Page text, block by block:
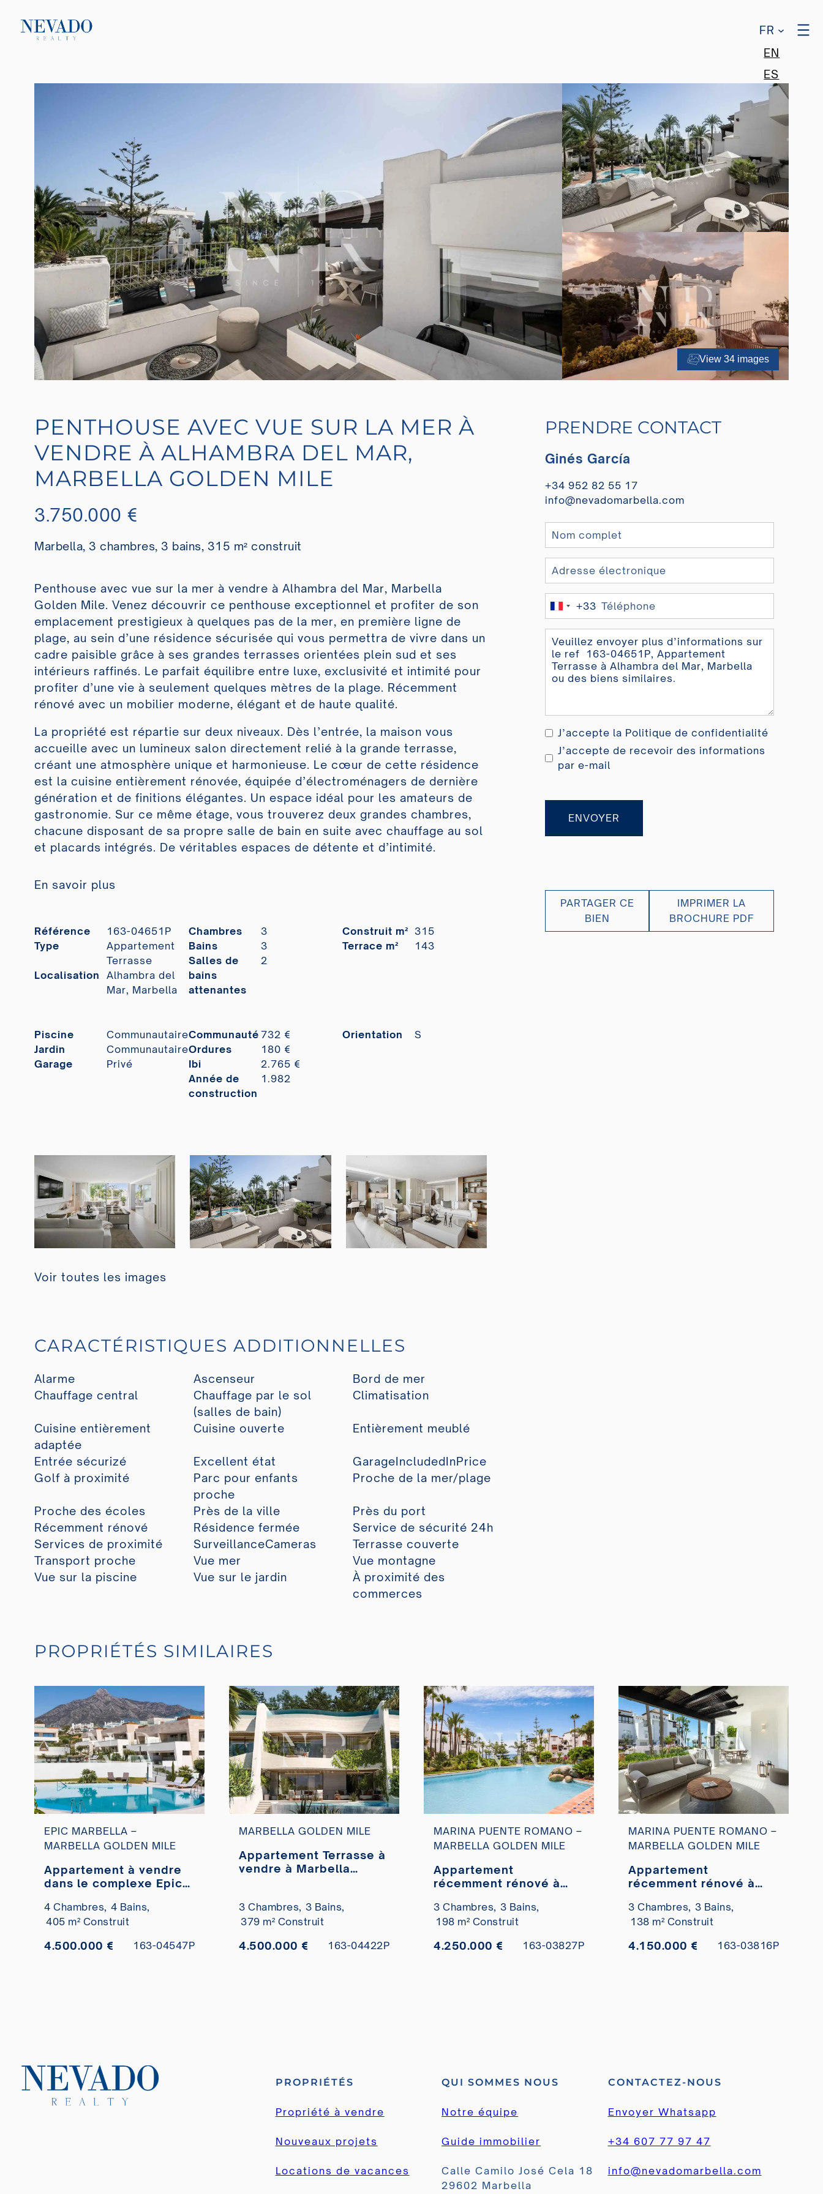
FR
EN
ES
View 34 images
PENTHOUSE AVEC VUE SUR LA MER À
VENDRE À ALHAMBRA DEL MAR,
MARBELLA GOLDEN MILE
3.750.000 €
Marbella, 3 chambres, 3 bains, 315 m² construit
Penthouse avec vue sur la mer à vendre à Alhambra del Mar, Marbella
Golden Mile. Venez découvrir ce penthouse exceptionnel et profiter de son
emplacement prestigieux à quelques pas de la mer, en première ligne de
plage, au sein d’une résidence sécurisée qui vous permettra de vivre dans un
cadre paisible grâce à ses grandes terrasses orientées plein sud et ses
intérieurs raffinés. Le parfait équilibre entre luxe, exclusivité et intimité pour
profiter d’une vie à seulement quelques mètres de la plage. Récemment
rénové avec un mobilier moderne, élégant et de haute qualité.
La propriété est répartie sur deux niveaux. Dès l’entrée, la maison vous
accueille avec un lumineux salon directement relié à la grande terrasse,
créant une atmosphère unique et harmonieuse. Le cœur de cette résidence
est la cuisine entièrement rénovée, équipée d’électroménagers de dernière
génération et de finitions élégantes. Un espace idéal pour les amateurs de
gastronomie. Sur ce même étage, vous trouverez deux grandes chambres,
chacune disposant de sa propre salle de bain en suite avec chauffage au sol
et placards intégrés. De véritables espaces de détente et d’intimité.
En savoir plus
Référence
163-04651P
Type
Appartement
Terrasse
Localisation
Alhambra del
Mar, Marbella
Chambres
3
Bains
3
Salles de
bains
attenantes
2
Construit m² 315
Terrace m²
143
Piscine
Communautaire
Jardin
Communautaire
Garage
Privé
Communauté 732 €
Ordures
180 €
Ibi
2.765 €
Année de
construction
1.982
Orientation S
Voir toutes les images
CARACTÉRISTIQUES ADDITIONNELLES
Alarme Ascenseur
Bord de mer
Chauffage central
Chauffage par le sol
(salles de bain)
Climatisation
Cuisine entièrement
adaptée
Cuisine ouverte Entièrement meublé
Entrée sécurizé Excellent état
GarageIncludedInPrice
Golf à proximité
Parc pour enfants
proche
Proche de la mer/plage
Proche des écoles Près de la ville
Près du port
Récemment rénové
Résidence fermée
Service de sécurité 24h
Services de proximité
SurveillanceCameras
Terrasse couverte
Transport proche
Vue mer
Vue montagne
Vue sur la piscine
Vue sur le jardin
À proximité des
commerces
PRENDRE CONTACT
Ginés García
+34 952 82 55 17
info@nevadomarbella.com
France
+33
J’accepte la Politique de confidentialité
J’accepte de recevoir des informations
par e-mail
ENVOYER
PARTAGER CE
BIEN
IMPRIMER LA
BROCHURE PDF
PROPRIÉTÉS SIMILAIRES
EPIC MARBELLA –
MARBELLA GOLDEN MILE
Appartement à vendre
dans le complexe Epic
4 Chambres, 4 Bains,
405 m² Construit
4.500.000 € 163-04547P
MARBELLA GOLDEN MILE
Appartement Terrasse à
vendre à Marbella
3 Chambres, 3 Bains,
379 m² Construit
4.500.000 € 163-04422P
MARINA PUENTE ROMANO –
MARBELLA GOLDEN MILE
Appartement
récemment rénové à
à vendre.
3 Chambres, 3 Bains,
198 m² Construit
4.250.000 € 163-03827P
MARINA PUENTE ROMANO –
MARBELLA GOLDEN MILE
Appartement
récemment rénové à
à vendre
3 Chambres, 3 Bains,
138 m² Construit
4.150.000 € 163-03816P
PROPRIÉTÉS
Propriété à vendre
Nouveaux projets
Locations de vacances
QUI SOMMES NOUS
Notre équipe
Guide immobilier
Calle Camilo José Cela 18
29602 Marbella
CONTACTEZ-NOUS
Envoyer Whatsapp
+34 607 77 97 47
info@nevadomarbella.com